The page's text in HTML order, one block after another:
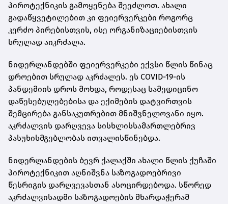
პიროტექნიკის გამოყენება შეეძლოთ. ახალი
გადაწყვეტილებით კი ფეიერვერკები როგორც
კერძო პირებისთვის, ისე ორგანიზაციებისთვის
სრულად აიკრძალა.
ნიდერლანდებში ფეიერვერკები ექვსი წლის წინაც
დროებით სრულად აკრძალეს. ეს COVID-19-ის
პანდემიის დროს მოხდა, როდესაც სამედიცინო
დაწესებულებებისა და ექიმების დატვირთვის
შემცირება განსაკუთრებით მნიშვნელოვანი იყო.
აკრძალვის დარღვევა სისხლისსამართლებრივ
პასუხისმგებლობას ითვალისწინებდა.
ნიდერლანდების ბევრ ქალაქში ახალი წლის ქუჩაში
პიროტექნიკით აღნიშვნა საზოგადოებრივი
წესრიგის დარღვევასთან ასოცირდებოდა. სწორედ
აკრძალვისადმი საზოგადოების მხარდაჭერამ